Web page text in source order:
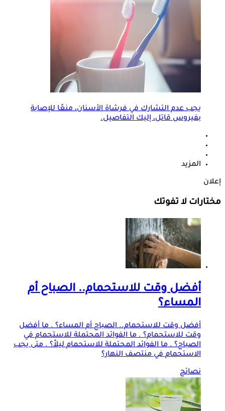
يجب عدم التشارك في فرشاة الأسنان، منعًا للإصابة
بفيروس قاتل، إليك التفاصيل.
المزيد
إعلان
مختارات لا تفوتك
أفضل وقت للاستحمام.. الصباح أم
المساء؟
أفضل وقت للاستحمام.. الصباح أم المساء؟ . ما أفضل
وقت للاستحمام؟ . ما الفوائد المحتملة للاستحمام في
الصباح؟ . ما الفوائد المحتملة للاستحمام ليلاً؟ . متى يجب
الاستحمام في منتصف النهار؟
نصائح